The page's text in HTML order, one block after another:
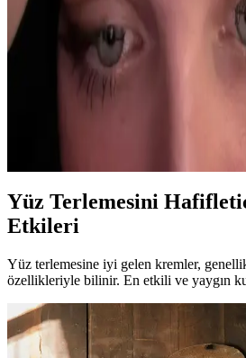
hormonal dengesizlikler nedeniyle
ürün kullanımı ve profesyonel destekle
Alın Bölgesindeki Akne
Yöntemleri ve Etkili Tedavi
Alın bölgesinde oluşan akneler, kask
tetiklenir. Doğru cilt temizliği, uygun ürün
Yüz Terlemesini
Etkileri
Yüz terlemesine iyi gelen kremler,
özellikleriyle bilinir. En etkili ve yaygın